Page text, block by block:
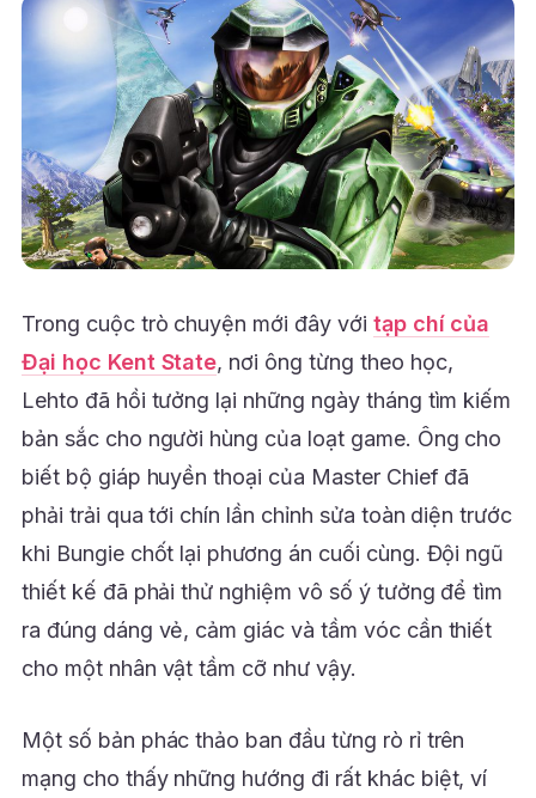
Trong cuộc trò chuyện mới đây với tạp chí của
Đại học Kent State, nơi ông từng theo học,
Lehto đã hồi tưởng lại những ngày tháng tìm kiếm
bản sắc cho người hùng của loạt game. Ông cho
biết bộ giáp huyền thoại của Master Chief đã
phải trải qua tới chín lần chỉnh sửa toàn diện trước
khi Bungie chốt lại phương án cuối cùng. Đội ngũ
thiết kế đã phải thử nghiệm vô số ý tưởng để tìm
ra đúng dáng vẻ, cảm giác và tầm vóc cần thiết
cho một nhân vật tầm cỡ như vậy.
Một số bản phác thảo ban đầu từng rò rỉ trên
mạng cho thấy những hướng đi rất khác biệt, ví